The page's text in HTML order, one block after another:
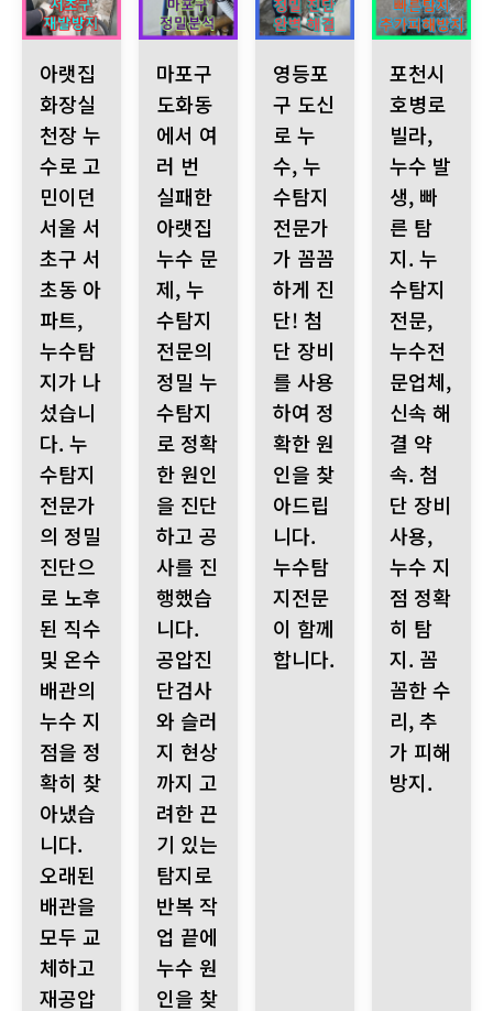
아랫집
화장실
천장 누
수로 고
민이던
서울 서
초구 서
초동 아
파트,
누수탐
지가 나
섰습니
다. 누
수탐지
전문가
의 정밀
진단으
로 노후
된 직수
및 온수
배관의
누수 지
점을 정
확히 찾
아냈습
니다.
오래된
배관을
모두 교
체하고
재공압
마포구
도화동
에서 여
러 번
실패한
아랫집
누수 문
제, 누
수탐지
전문의
정밀 누
수탐지
로 정확
한 원인
을 진단
하고 공
사를 진
행했습
니다.
공압진
단검사
와 슬러
지 현상
까지 고
려한 끈
기 있는
탐지로
반복 작
업 끝에
누수 원
인을 찾
영등포
구 도신
로 누
수, 누
수탐지
전문가
가 꼼꼼
하게 진
단! 첨
단 장비
를 사용
하여 정
확한 원
인을 찾
아드립
니다.
누수탐
지전문
이 함께
합니다.
포천시
호병로
빌라,
누수 발
생, 빠
른 탐
지. 누
수탐지
전문,
누수전
문업체,
신속 해
결 약
속. 첨
단 장비
사용,
누수 지
점 정확
히 탐
지. 꼼
꼼한 수
리, 추
가 피해
방지.